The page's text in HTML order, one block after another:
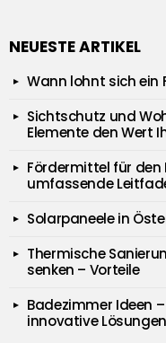
NEUESTE ARTIKEL
Wann lohnt sich ein
Sichtschutz und
Elemente den Wert
Fördermittel für den
umfassende
Solarpaneele in
Thermische
senken – Vorteile
Badezimmer Ideen
innovative Lösungen